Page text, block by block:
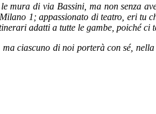
mura di via Bassini, ma non senza
1; appassionato di teatro, eri tu
adatti a tutte le gambe, poiché ci
ciascuno di noi porterà con sé,